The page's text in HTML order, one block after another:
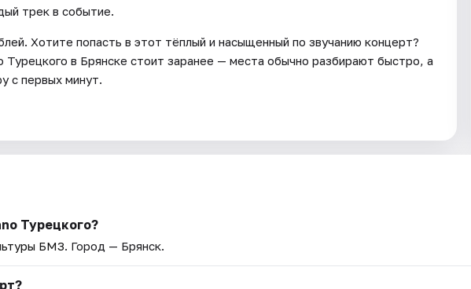
трек в событие.
Хотите попасть в этот тёплый и насыщенный по звучанию концерт?
Турецкого в Брянске стоит заранее — места обычно разбирают быстро, а
с первых минут.
Турецкого?
БМЗ. Город — Брянск.